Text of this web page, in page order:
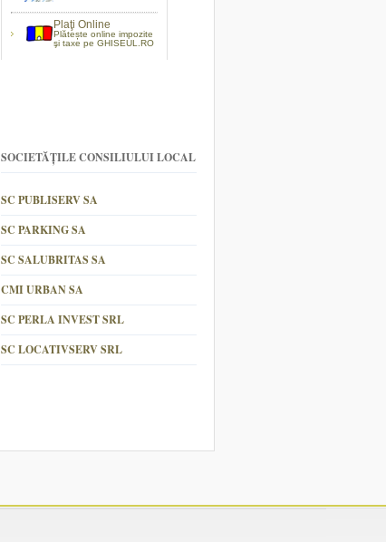
Plaţi Online
Plătește online impozite
şi taxe pe GHISEUL.RO
SOCIETĂȚILE CONSILIULUI LOCAL
SC PUBLISERV SA
SC PARKING SA
SC SALUBRITAS SA
CMI URBAN SA
SC PERLA INVEST SRL
SC LOCATIVSERV SRL